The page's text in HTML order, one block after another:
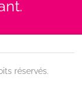
réservés.